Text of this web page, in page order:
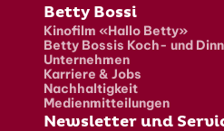
Fusszeile
Betty Bossi
Kinofilm «Hallo Betty»
Betty Bossis Koch- und
Unternehmen
Karriere & Jobs
Nachhaltigkeit
Medienmitteilungen
Newsletter und